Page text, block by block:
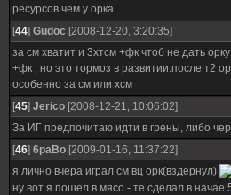
ресурсов чем у орка.
[44] Gudoc [2008-12-20, 3:20:35]
за см хватит и 3хтсм +фк чтоб не дать
+фк , но это тормоз в развитии.после т2
особенно за см или хсм
[45] Jerico [2008-12-21, 10:06:02]
За ИГ предпочитаю идти в грены, либо
[46] 6paBo [2009-01-16, 11:37:22]
я лично вчера играл см вц орк(вздернул)
ну вот я пошел в мясо - те сделал в начае